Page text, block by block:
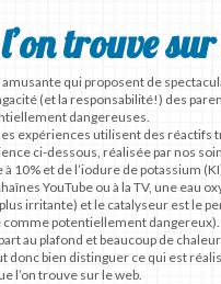
trouve
qui proposent de
(et la responsabilité!) des
dangereuses.
expériences utilisent des réactifs
ci-dessous, réalisée par nos
10% et de l’iodure de potassium
YouTube ou à la TV, une eau
irritante) et le catalyseur est le
comme potentiellement
au plafond et beaucoup de
donc bien distinguer ce qui est
l’on trouve sur le web.